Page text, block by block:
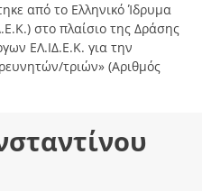
από το Ελληνικό Ίδρυμα
στο πλαίσιο της Δράσης
ΕΛ.ΙΔ.Ε.Κ. για την
τριών» (Αριθμός